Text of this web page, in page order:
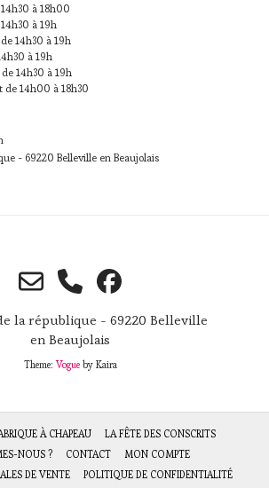
à 18h00
à 19h
14h30 à 19h
à 19h
14h30 à 19h
de 14h00 à 18h30
- 69220 Belleville en Beaujolais
la république - 69220 Belleville
en Beaujolais
Theme:Vogueby Kaira
À CHAPEAU
LA FÊTE DES CONSCRITS
NOUS ?
CONTACT
MON COMPTE
DE VENTE
POLITIQUE DE CONFIDENTIALITÉ